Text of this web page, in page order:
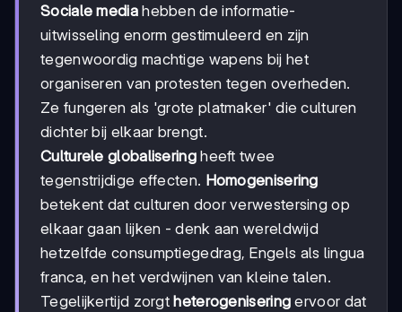
Sociale mediahebben de informatie-
uitwisseling enorm gestimuleerd en zijn
tegenwoordig machtige wapens bij het
organiseren van protesten tegen overheden.
Ze fungeren als 'grote platmaker' die culturen
dichter bij elkaar brengt.
Culturele globaliseringheeft twee
tegenstrijdige effecten. Homogenisering
betekent dat culturen door verwestersing op
elkaar gaan lijken - denk aan wereldwijd
hetzelfde consumptiegedrag, Engels als lingua
franca, en het verdwijnen van kleine talen.
Tegelijkertijd zorgt heterogenisering ervoor dat